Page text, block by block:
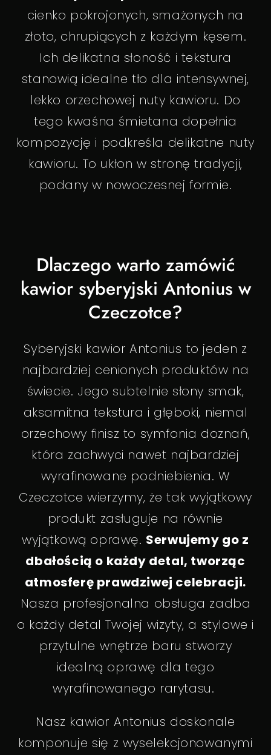
cienko pokrojonych, smażonych na
złoto, chrupiących z każdym kęsem.
Ich delikatna słoność i tekstura
stanowią idealne tło dla intensywnej,
lekko orzechowej nuty kawioru. Do
tego kwaśna śmietana dopełnia
kompozycję i podkreśla delikatne nuty
kawioru. To ukłon w stronę tradycji,
podany w nowoczesnej formie.
Dlaczego warto zamówić
kawior syberyjski Antonius w
Czeczotce?
Syberyjski kawior Antonius to jeden z
najbardziej cenionych produktów na
świecie. Jego subtelnie słony smak,
aksamitna tekstura i głęboki, niemal
orzechowy finisz to symfonia doznań,
która zachwyci nawet najbardziej
wyrafinowane podniebienia. W
Czeczotce wierzymy, że tak wyjątkowy
produkt zasługuje na równie
wyjątkową oprawę. Serwujemy go z
dbałością o każdy detal, tworząc
atmosferę prawdziwej celebracji.
Nasza profesjonalna obsługa zadba
o każdy detal Twojej wizyty, a stylowe i
przytulne wnętrze baru stworzy
idealną oprawę dla tego
wyrafinowanego rarytasu.
Nasz kawior Antonius doskonale
komponuje się z wyselekcjonowanymi